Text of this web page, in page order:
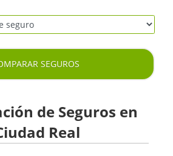
SEGUROS
de Seguros en
Real